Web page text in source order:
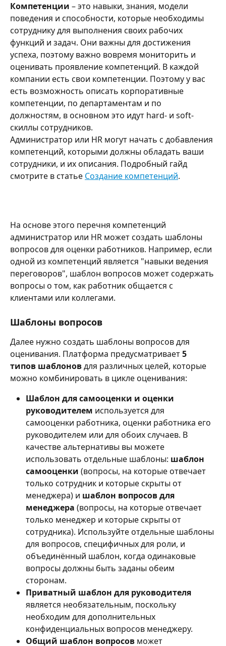
Компетенции – это навыки, знания, модели
поведения и способности, которые необходимы
сотруднику для выполнения своих рабочих
функций и задач. Они важны для достижения
успеха, поэтому важно вовремя мониторить и
оценивать проявление компетенций. В каждой
компании есть свои компетенции. Поэтому у вас
есть возможность описать корпоративные
компетенции, по департаментам и по
должностям, в основном это идут hard- и soft-
скиллы сотрудников.
Администратор или HR могут начать с добавления
компетенций, которыми должны обладать ваши
сотрудники, и их описания. Подробный гайд
смотрите в статье Создание компетенций.
На основе этого перечня компетенций
администратор или HR может создать шаблоны
вопросов для оценки работников. Например, если
одной из компетенций является "навыки ведения
переговоров", шаблон вопросов может содержать
вопросы о том, как работник общается с
клиентами или коллегами.
Шаблоны вопросов
Далее нужно создать шаблоны вопросов для
оценивания. Платформа предусматривает 5
типов шаблонов для различных целей, которые
можно комбинировать в цикле оценивания:
Шаблон для самооценки и оценки
руководителем используется для
самооценки работника, оценки работника его
руководителем или для обоих случаев. В
качестве альтернативы вы можете
использовать отдельные шаблоны: шаблон
самооценки (вопросы, на которые отвечает
только сотрудник и которые скрыты от
менеджера) и шаблон вопросов для
менеджера (вопросы, на которые отвечает
только менеджер и которые скрыты от
сотрудника). Используйте отдельные шаблоны
для вопросов, специфичных для роли, и
объединённый шаблон, когда одинаковые
вопросы должны быть заданы обеим
сторонам.
Приватный шаблон для руководителя
является необязательным, поскольку
необходим для дополнительных
конфиденциальных вопросов менеджеру.
Общий шаблон вопросов может